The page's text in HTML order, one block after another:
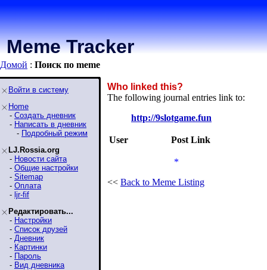
Meme Tracker
Домой : Поиск по meme
Войти в систему
Home
- Создать дневник
- Написать в дневник
- Подробный режим
LJ.Rossia.org
- Новости сайта
- Общие настройки
- Sitemap
- Оплата
- ljr-fif
Редактировать...
- Настройки
- Список друзей
- Дневник
- Картинки
- Пароль
- Вид дневника
Who linked this?
The following journal entries link to:
http://9slotgame.fun
User Post Link
*
<< Back to Meme Listing